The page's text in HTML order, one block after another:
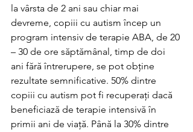
la vârsta de 2 ani sau chiar mai
devreme, copiii cu autism încep un
program intensiv de terapie ABA, de 20
– 30 de ore săptămânal, timp de doi
ani fără întrerupere, se pot obține
rezultate semnificative. 50% dintre
copiii cu autism pot fi recuperați dacă
beneficiază de terapie intensivă în
primii ani de viață. Până la 30% dintre